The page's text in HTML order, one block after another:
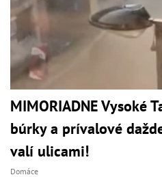
MIMORIADNE Vysoké
búrky a prívalové
valí ulicami!
Domáce